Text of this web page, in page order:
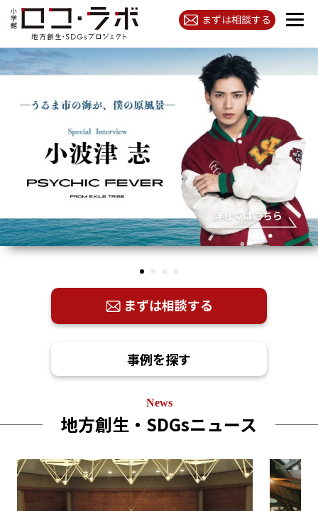
まずは相談する
詳しくはこちら
まずは相談する
事例を探す
News
地方創生・SDGsニュース